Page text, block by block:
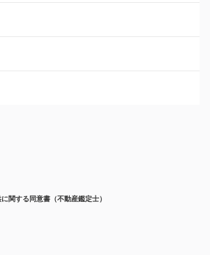
関する同意書（不動産鑑定士）